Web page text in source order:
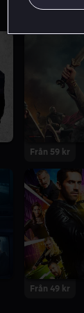
Från 59 kr
Från 49 kr